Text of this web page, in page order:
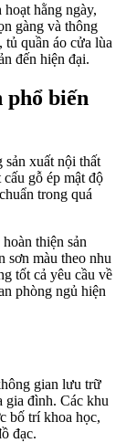
hằng ngày,
gàng và thông
quần áo cửa lùa
đến hiện đại.
phổ biến
xuất nội thất
gỗ ép mật độ
trong quá
thiện sản
sơn màu theo nhu
tốt cả yêu cầu về
phòng ngủ hiện
gian lưu trữ
gia đình. Các khu
bố trí khoa học,
đạc.